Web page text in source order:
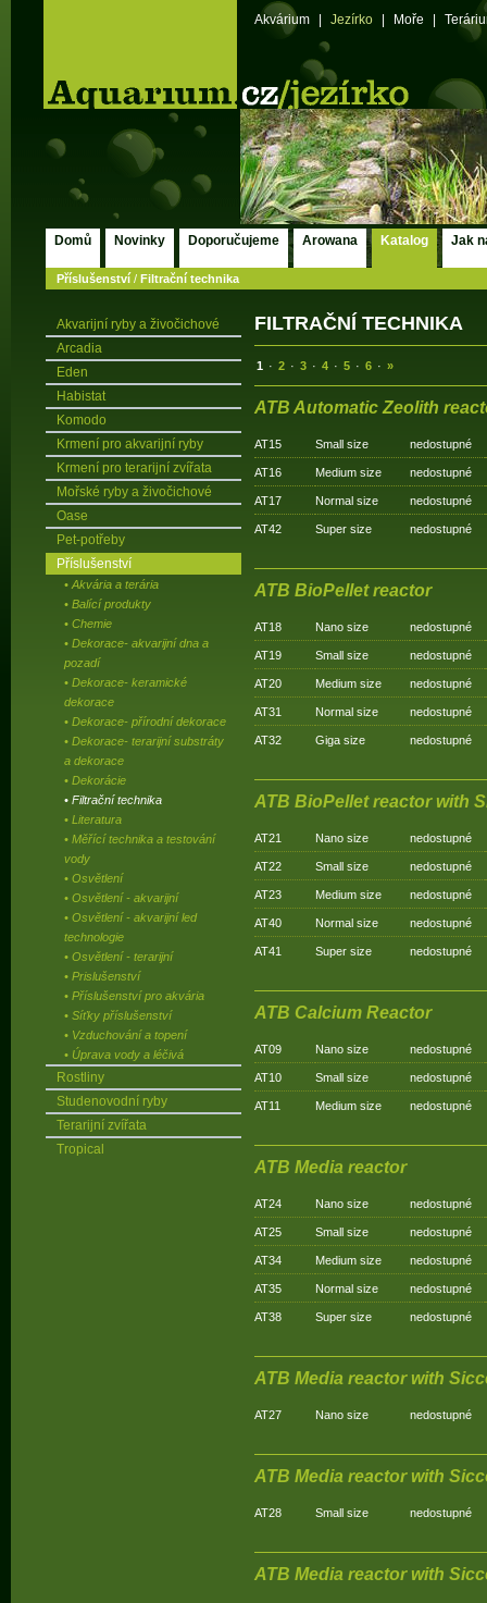
Akvárium Jezírko Moře
Domů Novinky Doporučujeme Arowana Katalog Jak
Příslušenství / Filtrační technika
Akvarijní ryby a živočichové
Arcadia
Eden
Habistat
Komodo
Krmení pro akvarijní ryby
Krmení pro terarijní zvířata
Mořské ryby a živočichové
Oase
Pet-potřeby
Příslušenství
• Akvária a terária
• Balící produkty
• Chemie
• Dekorace- akvarijní dna a
pozadí
• Dekorace- keramické
dekorace
• Dekorace- přírodní dekorace
• Dekorace- terarijní substráty
a dekorace
• Dekorácie
• Filtrační technika
• Literatura
• Měřící technika a testování
vody
• Osvětlení
• Osvětlení - akvarijní
• Osvětlení - akvarijní led
technologie
• Osvětlení - terarijní
• Prislušenství
• Příslušenství pro akvária
• Síťky příslušenství
• Vzduchování a topení
• Úprava vody a léčivá
Rostliny
Studenovodní ryby
Terarijní zvířata
Tropical
FILTRAČNÍ TECHNIKA
1 · 2 · 3 · 4 · 5 · 6 · »
ATB Automatic Zeolith
AT15 Small size nedostupné
AT16 Medium size nedostupné
AT17 Normal size nedostupné
AT42 Super size nedostupné
ATB BioPellet reactor
AT18 Nano size nedostupné
AT19 Small size nedostupné
AT20 Medium size nedostupné
AT31 Normal size nedostupné
AT32 Giga size nedostupné
ATB BioPellet reactor with
AT21 Nano size nedostupné
AT22 Small size nedostupné
AT23 Medium size nedostupné
AT40 Normal size nedostupné
AT41 Super size nedostupné
ATB Calcium Reactor
AT09 Nano size nedostupné
AT10 Small size nedostupné
AT11 Medium size nedostupné
ATB Media reactor
AT24 Nano size nedostupné
AT25 Small size nedostupné
AT34 Medium size nedostupné
AT35 Normal size nedostupné
AT38 Super size nedostupné
ATB Media reactor with
AT27 Nano size nedostupné
ATB Media reactor with
AT28 Small size nedostupné
ATB Media reactor with